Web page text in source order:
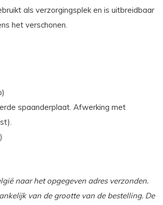
als verzorgingsplek en is uitbreidbaar
het verschonen.
spaanderplaat. Afwerking met
naar het opgegeven adres verzonden.
van de grootte van de bestelling. De